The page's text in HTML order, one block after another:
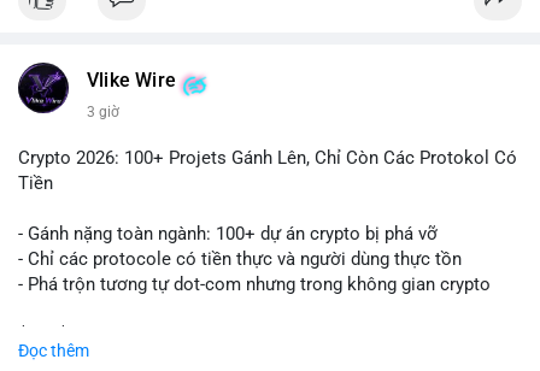
Vlike Wire
3 giờ
Crypto 2026: 100+ Projets Gánh Lên, Chỉ Còn Các Protokol Có
Tiền
- Gánh nặng toàn ngành: 100+ dự án crypto bị phá vỡ
- Chỉ các protocole có tiền thực và người dùng thực tồn
- Phá trộn tương tự dot-com nhưng trong không gian crypto
Đọc thêm